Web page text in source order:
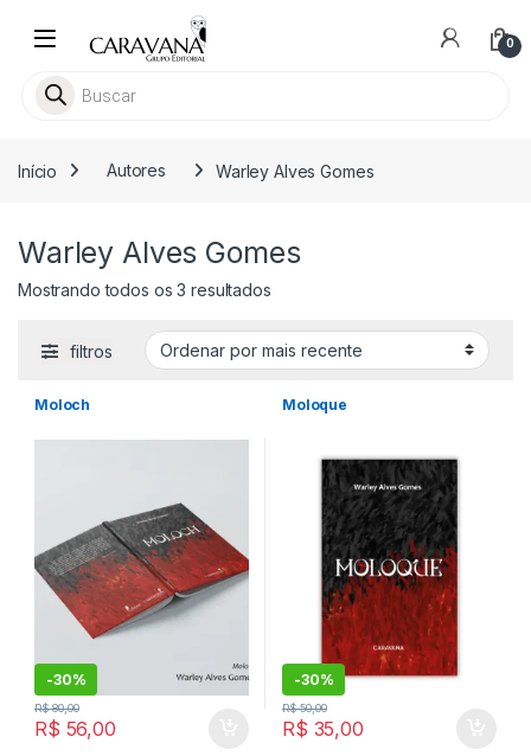
0
Pesquisar livros
Início Autores Warley Alves Gomes
Warley Alves Gomes
Mostrando todos os 3 resultadosClassificado por mais recente
filtros
Moloch
-30%
R$ 56,00
R$80,00
Moloque
-30%
R$ 35,00
R$50,00